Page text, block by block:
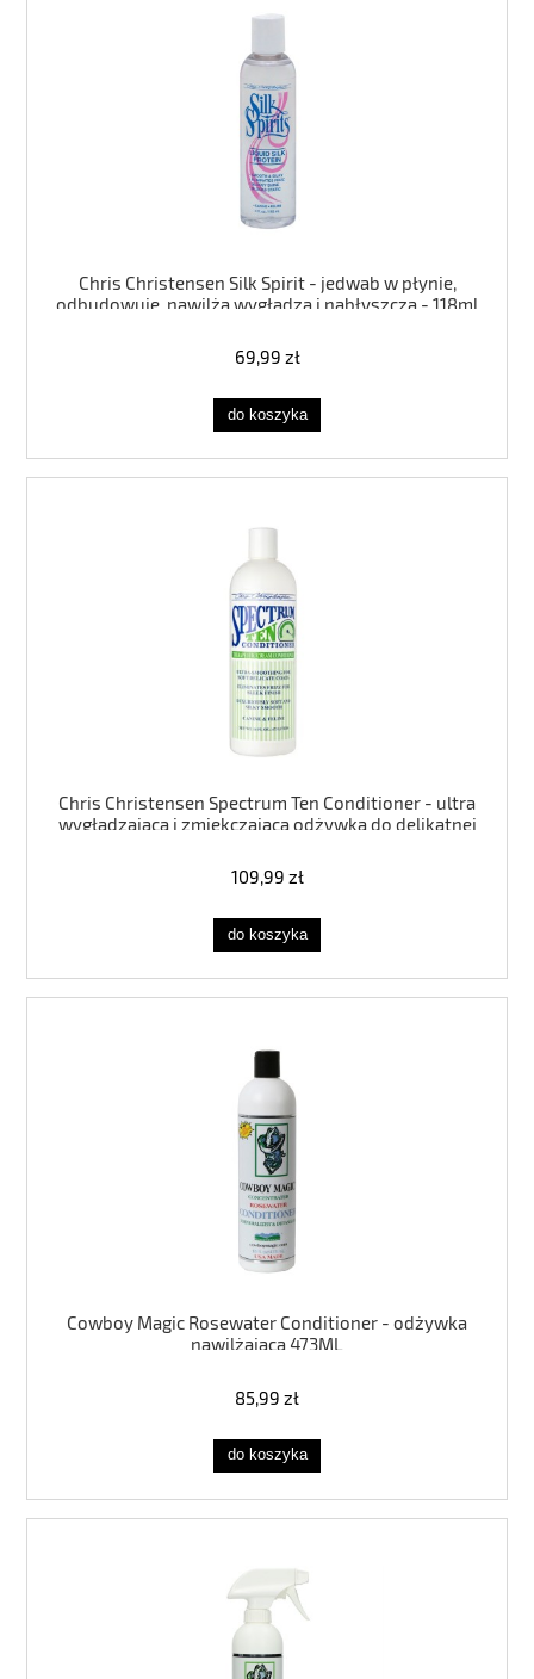
Chris Christensen Silk Spirit - jedwab w płynie,
odbudowuje, nawilża wygładza i nabłyszcza - 118ml
69,99 zł
do koszyka
Chris Christensen Spectrum Ten Conditioner - ultra
wygładzająca i zmiękczająca odżywka do delikatnej
109,99 zł
do koszyka
Cowboy Magic Rosewater Conditioner - odżywka
nawilżająca 473ML
85,99 zł
do koszyka